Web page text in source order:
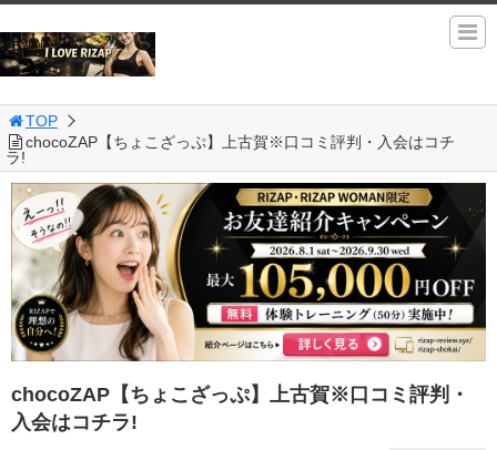
TOP
chocoZAP【ちょこざっぷ】上古賀※口コミ評判・入会はコチ
ラ!
chocoZAP【ちょこざっぷ】上古賀※口コミ評判・
入会はコチラ!